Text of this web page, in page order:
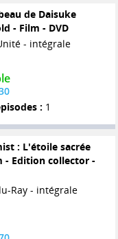
de Daisuke
- Film - DVD
- intégrale
: 1
: L'étoile sacrée
- Edition collector -
Ray - intégrale